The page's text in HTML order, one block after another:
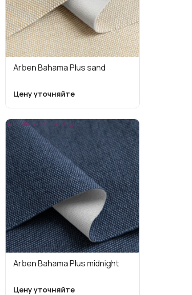
Arben Bahama Plus sand
Цену уточняйте
Arben-Bahama-Plus-midnight
Arben Bahama Plus midnight
Цену уточняйте